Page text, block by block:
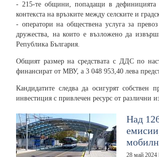
- 215-те общини, попадащи в дефиницията
контекста на връзките между селските и
- оператори на обществена услуга за
дружества, на които е възложено да
Република България.
Общият размер на средствата с ДДС по
финансират от МВУ, а 3 048 953,40 лева
Кандидатите следва да осигурят
инвестиция с привлечен ресурс от различни
Над
28 май 2024